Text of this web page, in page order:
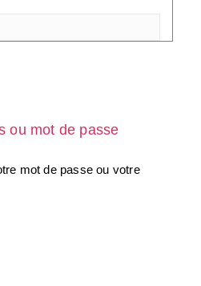
ou mot de passe
mot de passe ou votre